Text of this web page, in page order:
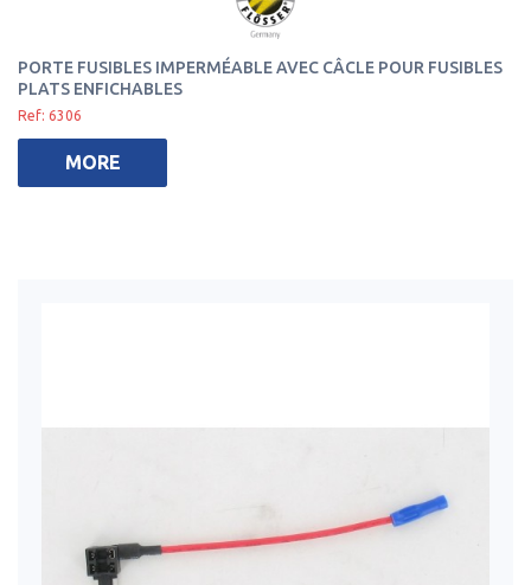
PORTE FUSIBLES IMPERMÉABLE AVEC CÂCLE POUR FUSIBLES
PLATS ENFICHABLES
Ref: 6306
MORE